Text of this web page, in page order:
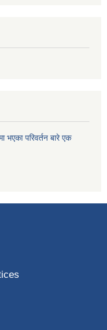
भएका परिवर्तन बारे एक